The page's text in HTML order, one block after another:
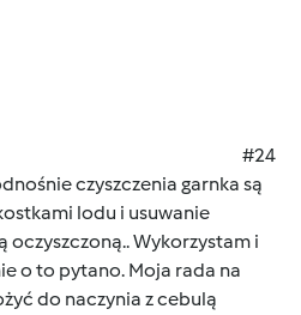
#24
czyszczenia garnka są
lodu i usuwanie
Wykorzystam i
o to pytano. Moja rada na
do naczynia z cebulą